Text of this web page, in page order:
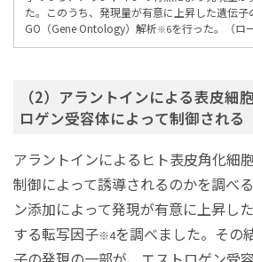
た。このうち、発現量が有意に上昇した遺伝子
GO（Gene Ontology）解析※6を行った。（ロ
（2）アラントインによる表皮細
ロゲン受容体によって制御される
アラントインによるヒト表皮角化細
制御によって誘導されるのかを調べ
ン添加によって発現が有意に上昇し
する転写因子※4を調べました。その